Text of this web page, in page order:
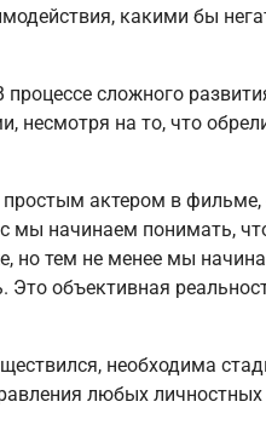
какими бы
сложного
на то, что
актером в фильме,
начинаем понимать,
но тем не менее мы
объективная
необходима
любых личностных